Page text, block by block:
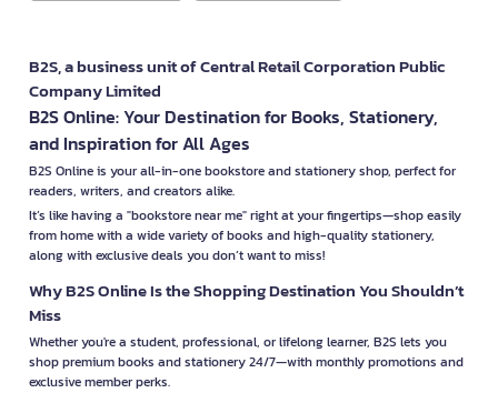
B2S, a business unit of Central Retail Corporation Public
Company Limited
B2S Online: Your Destination for Books, Stationery,
and Inspiration for All Ages
B2S Online is your all-in-one bookstore and stationery shop, perfect for
readers, writers, and creators alike.
It’s like having a "bookstore near me" right at your fingertips—shop easily
from home with a wide variety of books and high-quality stationery,
along with exclusive deals you don’t want to miss!
Why B2S Online Is the Shopping Destination You Shouldn’t
Miss
Whether you're a student, professional, or lifelong learner, B2S lets you
shop premium books and stationery 24/7—with monthly promotions and
exclusive member perks.